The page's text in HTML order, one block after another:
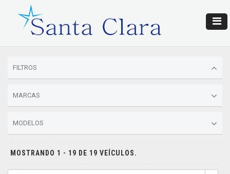
FILTROS
MARCAS
MODELOS
MOSTRANDO 1 - 19 DE 19 VEÍCULOS.